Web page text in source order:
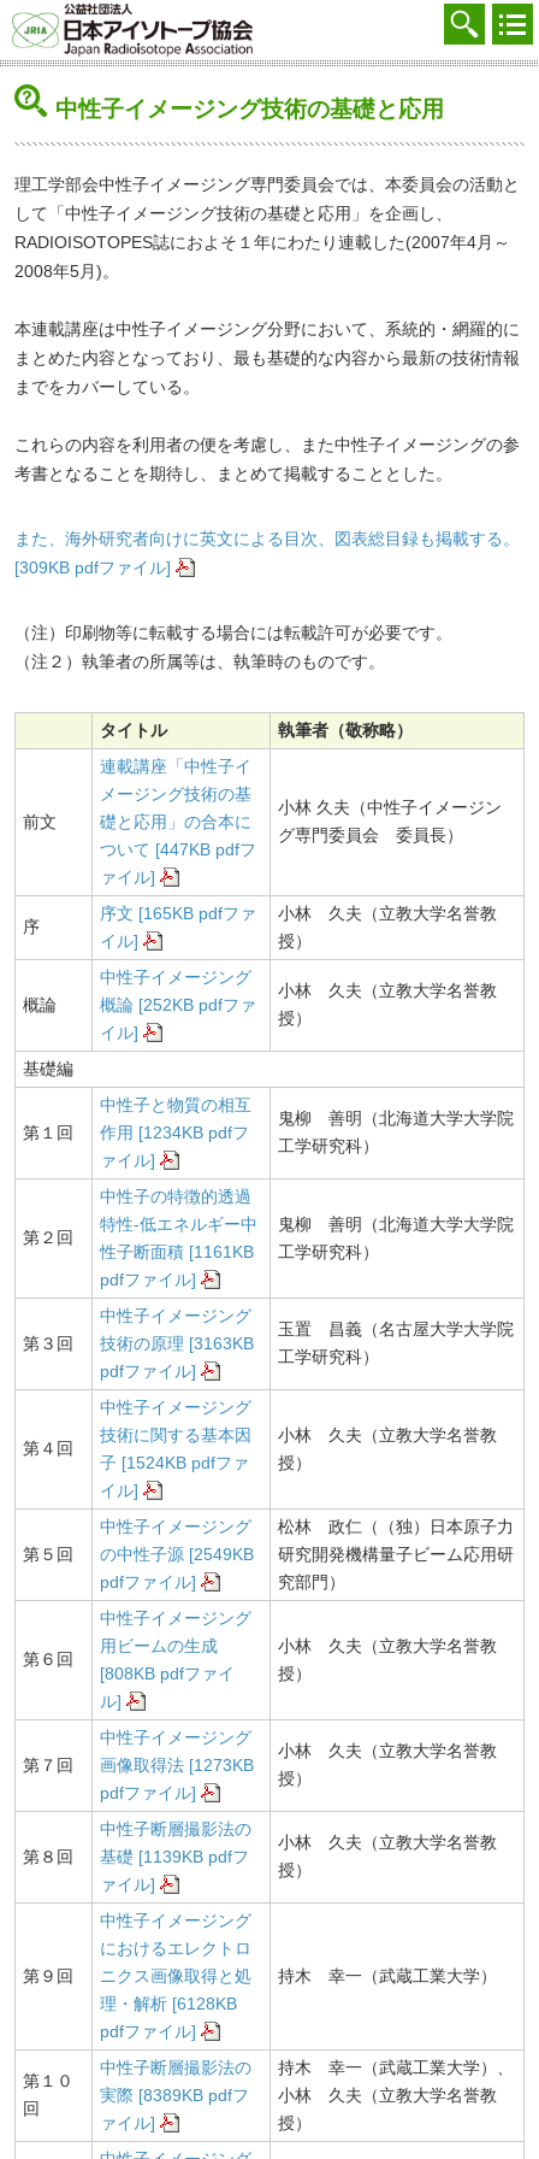
協会を知る
廃棄する
参加する
学ぶ・調べる
FAQ
お問合せ
English
中性子イメージング技術の基礎と応用
理工学部会中性子イメージング専門委員会では、本委員会の活動と
して「中性子イメージング技術の基礎と応用」を企画し、
RADIOISOTOPES誌におよそ１年にわたり連載した(2007年4月～
2008年5月)。
本連載講座は中性子イメージング分野において、系統的・網羅的に
まとめた内容となっており、最も基礎的な内容から最新の技術情報
までをカバーしている。
これらの内容を利用者の便を考慮し、また中性子イメージングの参
考書となることを期待し、まとめて掲載することとした。
また、海外研究者向けに英文による目次、図表総目録も掲載する。
[309KB pdfファイル]
（注）印刷物等に転載する場合には転載許可が必要です。
（注２）執筆者の所属等は、執筆時のものです。
タイトル 執筆者（敬称略）
前文
連載講座「中性子イ
メージング技術の基
礎と応用」の合本に
ついて [447KB pdfフ
ァイル]
小林 久夫（中性子イメージン
グ専門委員会 委員長）
序
序文 [165KB pdfファ
イル]
小林 久夫（立教大学名誉教
授）
概論
中性子イメージング
概論 [252KB pdfファ
イル]
小林 久夫（立教大学名誉教
授）
基礎編
第１回
中性子と物質の相互
作用 [1234KB pdfフ
ァイル]
鬼柳 善明（北海道大学大学院
工学研究科）
第２回
中性子の特徴的透過
特性‐低エネルギー中
性子断面積 [1161KB
pdfファイル]
鬼柳 善明（北海道大学大学院
工学研究科）
第３回
中性子イメージング
技術の原理 [3163KB
pdfファイル]
玉置 昌義（名古屋大学大学院
工学研究科）
第４回
中性子イメージング
技術に関する基本因
子 [1524KB pdfファ
イル]
小林 久夫（立教大学名誉教
授）
第５回
中性子イメージング
の中性子源 [2549KB
pdfファイル]
松林 政仁（（独）日本原子力
研究開発機構量子ビーム応用研
究部門）
第６回
中性子イメージング
用ビームの生成
[808KB pdfファイ
ル]
小林 久夫（立教大学名誉教
授）
第７回
中性子イメージング
画像取得法 [1273KB
pdfファイル]
小林 久夫（立教大学名誉教
授）
第８回
中性子断層撮影法の
基礎 [1139KB pdfフ
ァイル]
小林 久夫（立教大学名誉教
授）
第９回
中性子イメージング
におけるエレクトロ
ニクス画像取得と処
理・解析 [6128KB
pdfファイル]
持木 幸一（武蔵工業大学）
第１０
回
中性子断層撮影法の
実際 [8389KB pdfフ
ァイル]
持木 幸一（武蔵工業大学）、
小林 久夫（立教大学名誉教
授）